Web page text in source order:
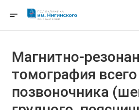
Магнитно-
томография всего
позвоночника